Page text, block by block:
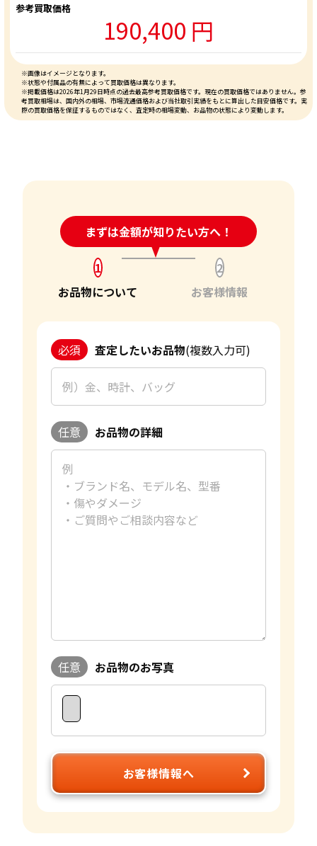
参考買取価格
190,400 円
※画像はイメージとなります。
※状態や付属品の有無によって買取価格は異なります。
※掲載価格は2026年1月29日時点の過去最高参考買取価格です。現在の買取価格ではありません。参
考買取相場は、国内外の相場、市場流通価格および当社取引実績をもとに算出した目安価格です。実
際の買取価格を保証するものではなく、査定時の相場変動、お品物の状態により変動します。
まずは金額が知りたい方へ！
24時間受付中!問い合わせフォーム
1
お品物について
2
お客様情報
必須 査定したいお品物(複数入力可)
任意 お品物の詳細
任意 お品物のお写真
お客様情報へ